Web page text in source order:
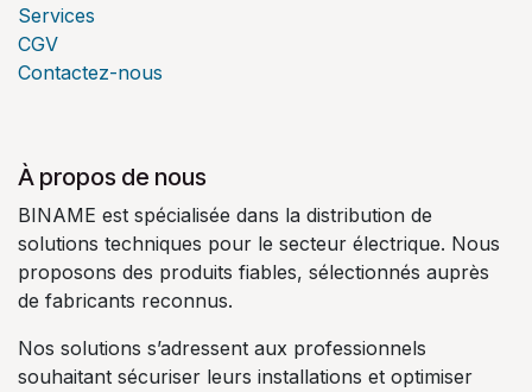
Services
CGV
Contactez-nous
À propos de nous
BINAME est spécialisée dans la distribution de
solutions techniques pour le secteur électrique. Nous
proposons des produits fiables, sélectionnés auprès
de fabricants reconnus.
Nos solutions s’adressent aux professionnels
souhaitant sécuriser leurs installations et optimiser